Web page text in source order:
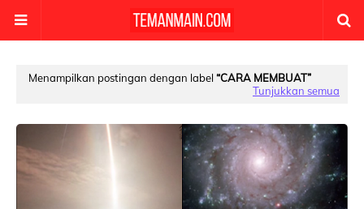
Menampilkan postingan dengan label CARA MEMBUAT
Tunjukkan semua